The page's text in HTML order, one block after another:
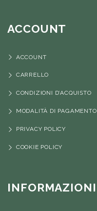
ACCOUNT
ACCOUNT
CARRELLO
CONDIZIONI D’ACQUISTO
MODALITÀ DI PAGAMENTO
PRIVACY POLICY
COOKIE POLICY
INFORMAZIONI